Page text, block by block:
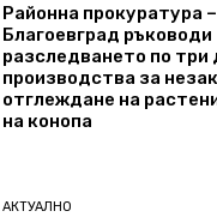
Районна прокуратура –
Благоевград ръководи
разследването по три
производства за
отглеждане на
на конопа
АКТУАЛНО